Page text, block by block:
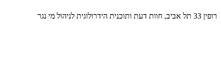
רופין 33 תל אביב, חוות דעת ותוכנית הידרולוגית לניהול מי נגר